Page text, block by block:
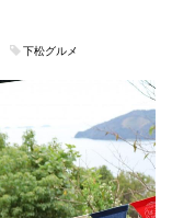
下松グルメ